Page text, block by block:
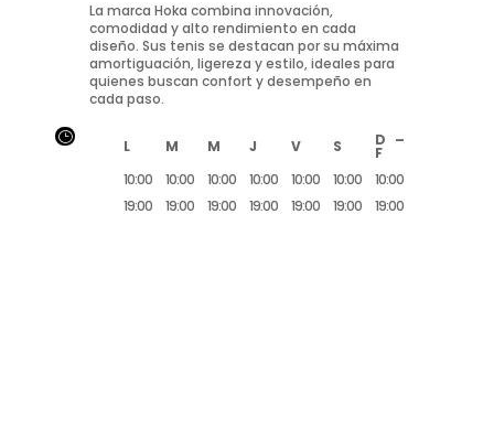
La marca Hoka combina innovación,
comodidad y alto rendimiento en cada
diseño. Sus tenis se destacan por su máxima
amortiguación, ligereza y estilo, ideales para
quienes buscan confort y desempeño en
cada paso.
L M M J V S D –
F
10:00
19:00
10:00
19:00
10:00
19:00
10:00
19:00
10:00
19:00
10:00
19:00
10:00
19:00
}